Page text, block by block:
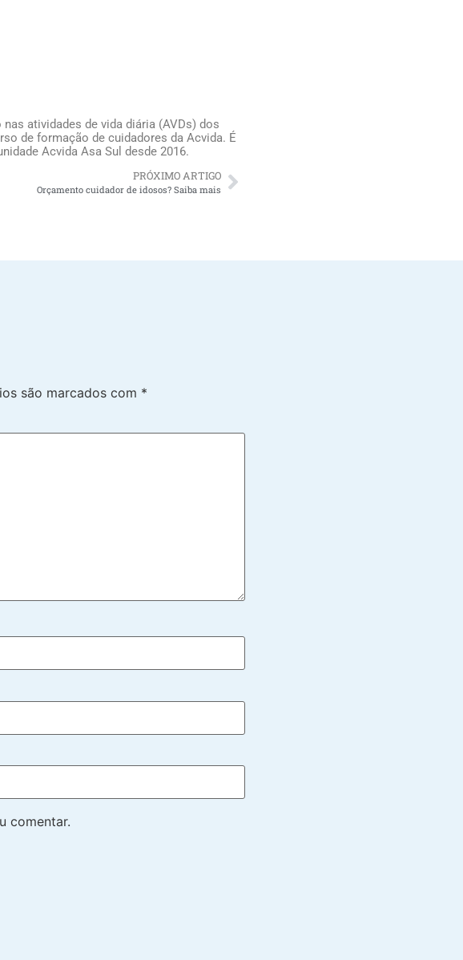
atividades de vida diária (AVDs) dos
de formação de cuidadores da Acvida. É
Acvida Asa Sul desde 2016.
PRÓXIMO ARTIGO
Orçamento cuidador de idosos? Saiba mais
são marcados com *
comentar.